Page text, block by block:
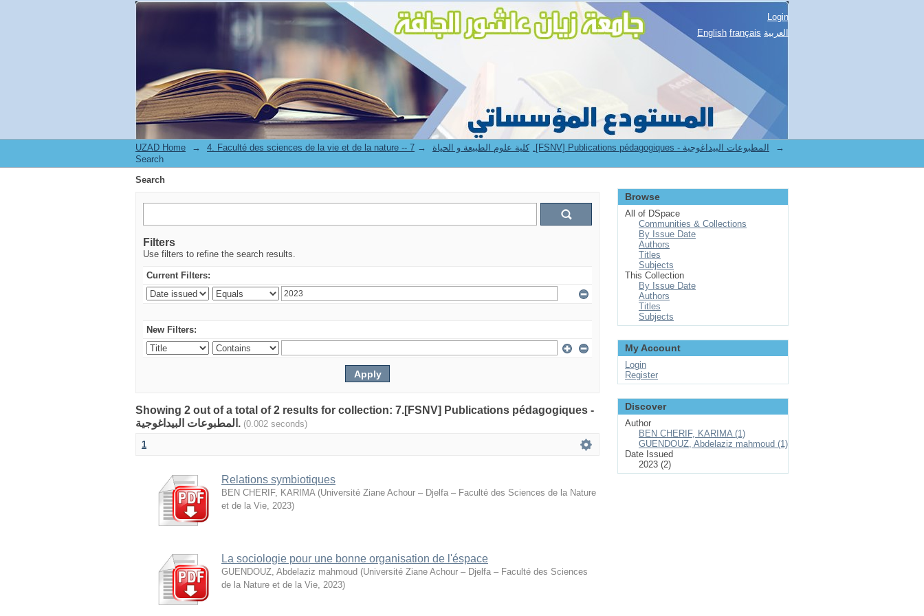
Search
Login
English français العربية
UZAD Home → 4. Faculté des sciences de la vie et de la nature -- كلية علوم الطبيعة و الحياة → 7.[FSNV] Publications pédagogiques - المطبوعات البيداغوجية
→
Search
Search
Filters
Use filters to refine the search results.
Current Filters:
New Filters:
Showing 2 out of a total of 2 results for collection: 7.[FSNV] Publications pédagogiques -
المطبوعات البيداغوجية.
(0.002 seconds)
1
Relations symbiotiques
BEN CHERIF, KARIMA (Université Ziane Achour – Djelfa – Faculté des Sciences de la Nature
et de la Vie, 2023)
La sociologie pour une bonne organisation de l'éspace
GUENDOUZ, Abdelaziz mahmoud (Université Ziane Achour – Djelfa – Faculté des Sciences
de la Nature et de la Vie, 2023)
Browse
All of DSpace
Communities & Collections
By Issue Date
Authors
Titles
Subjects
This Collection
By Issue Date
Authors
Titles
Subjects
My Account
Login
Register
Discover
Author
BEN CHERIF, KARIMA (1)
GUENDOUZ, Abdelaziz mahmoud (1)
Date Issued
2023 (2)